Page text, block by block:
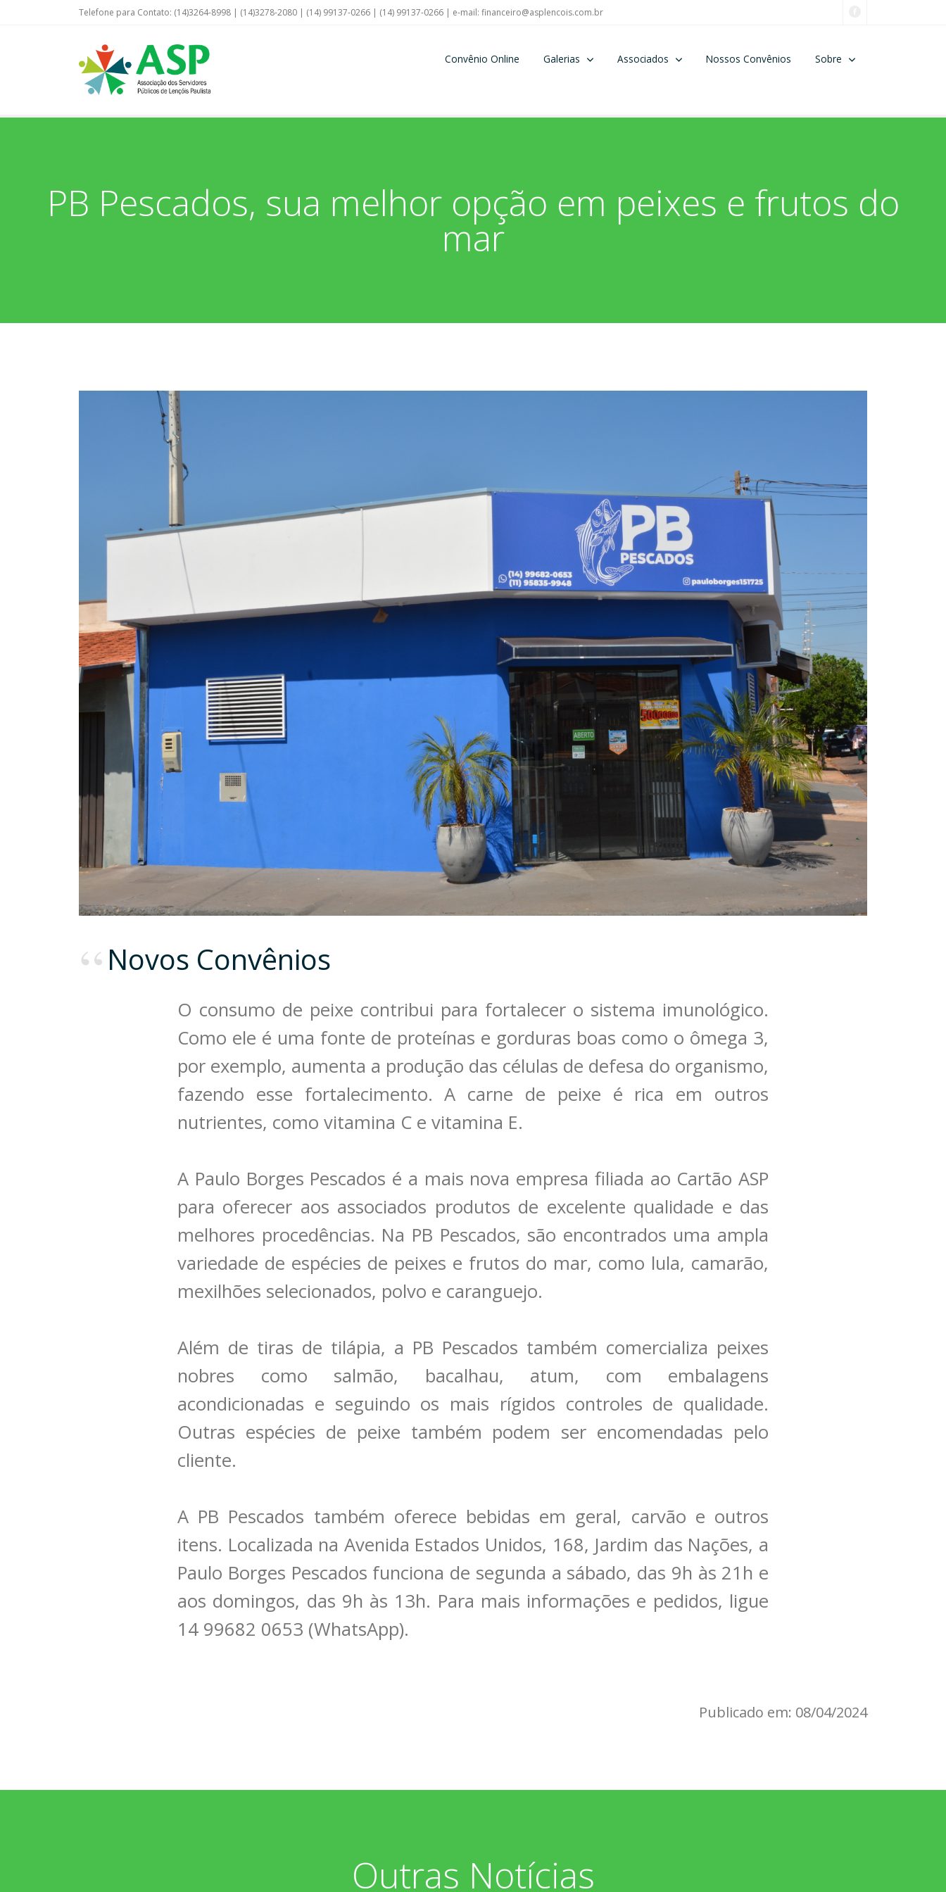
Telefone para Contato: (14)3264-8998 | (14)3278-2080 | (14) 99137-0266 | (14) 99137-0266 | e-mail: financeiro@asplencois.com.br
Convênio Online Galerias Associados Nossos Convênios Sobre
PB Pescados, sua melhor opção em peixes e frutos do
mar
Novos Convênios
O consumo de peixe contribui para fortalecer o sistema imunológico.
Como ele é uma fonte de proteínas e gorduras boas como o ômega 3,
por exemplo, aumenta a produção das células de defesa do organismo,
fazendo esse fortalecimento. A carne de peixe é rica em outros
nutrientes, como vitamina C e vitamina E.
A Paulo Borges Pescados é a mais nova empresa filiada ao Cartão ASP
para oferecer aos associados produtos de excelente qualidade e das
melhores procedências. Na PB Pescados, são encontrados uma ampla
variedade de espécies de peixes e frutos do mar, como lula, camarão,
mexilhões selecionados, polvo e caranguejo.
Além de tiras de tilápia, a PB Pescados também comercializa peixes
nobres como salmão, bacalhau, atum, com embalagens
acondicionadas e seguindo os mais rígidos controles de qualidade.
Outras espécies de peixe também podem ser encomendadas pelo
cliente.
A PB Pescados também oferece bebidas em geral, carvão e outros
itens. Localizada na Avenida Estados Unidos, 168, Jardim das Nações, a
Paulo Borges Pescados funciona de segunda a sábado, das 9h às 21h e
aos domingos, das 9h às 13h. Para mais informações e pedidos, ligue
14 99682 0653 (WhatsApp).
Publicado em: 08/04/2024
Outras Notícias